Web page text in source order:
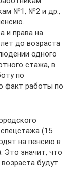
№1, №2 и др.,
и права на
до возраста
одного
стажа, в
по
факт работы по
(15
на пенсию в
Это значит, что
будут